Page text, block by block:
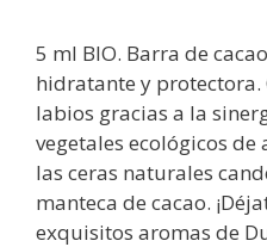
5 ml BIO. Barra de
hidratante y protectora.
labios gracias a la
vegetales ecológicos
las ceras naturales
manteca de cacao.
exquisitos aromas de